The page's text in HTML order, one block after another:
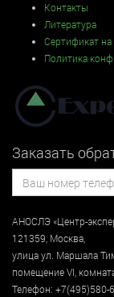
Контакты
Литература
Сертификат
Политика
Заказать
АНОСЛЭ «Центр-
121359 Москва
улицаул. Маршала
помещение VI,
Телефон: +7(495)580-